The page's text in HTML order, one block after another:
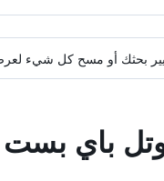
بحثك أو مسح كل شيء
باي بست